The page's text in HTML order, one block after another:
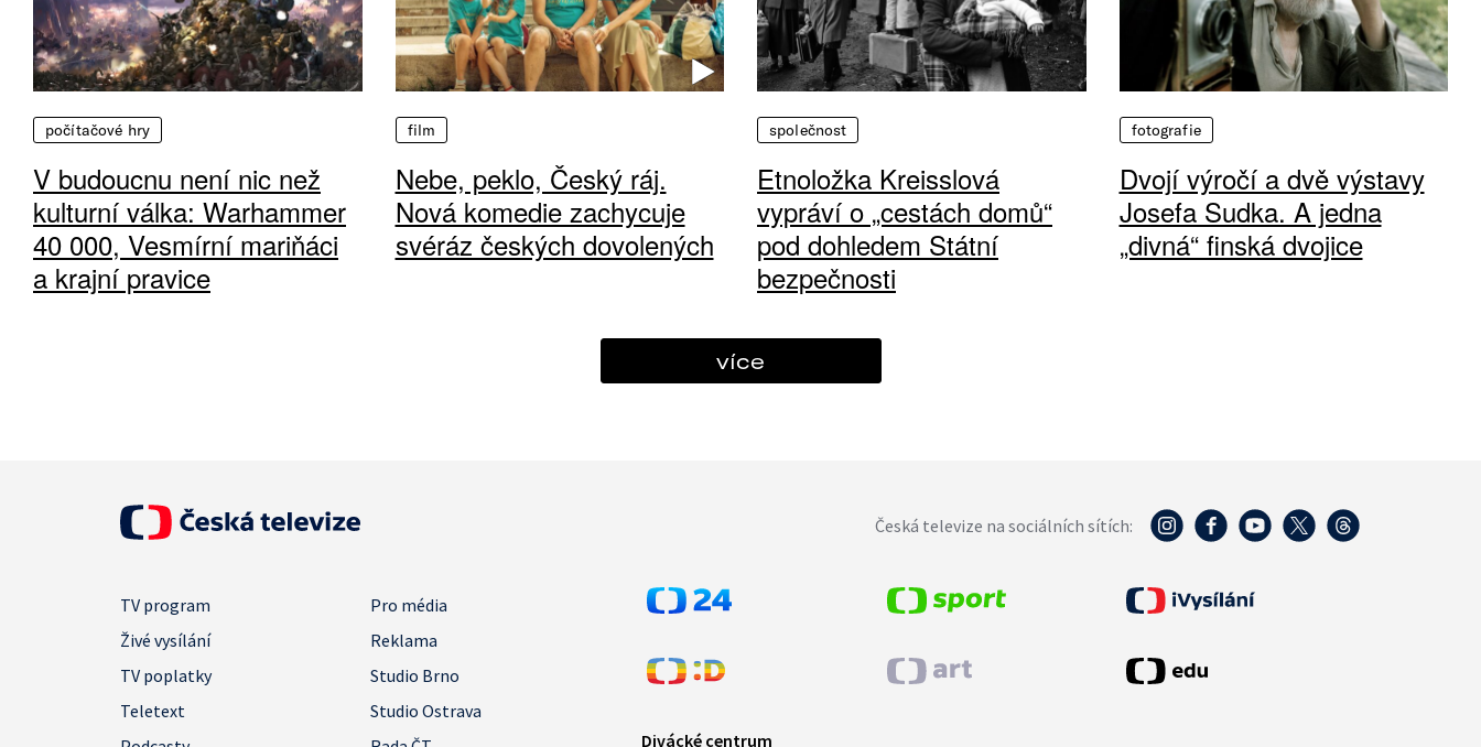
počítačové hry
V budoucnu není nic než
kulturní válka: Warhammer
40 000, Vesmírní mariňáci
a krajní pravice
film
Nebe, peklo, Český ráj.
Nová komedie zachycuje
svéráz českých dovolených
společnost
Etnoložka Kreisslová
vypráví o „cestách domů“
pod dohledem Státní
bezpečnosti
fotografie
Dvojí výročí a dvě výstavy
Josefa Sudka. A jedna
„divná“ finská dvojice
více
Česká televize na sociálních sítích:
TV program
Pro média
Živé vysílání
Reklama
TV poplatky
Studio Brno
Teletext
Studio Ostrava